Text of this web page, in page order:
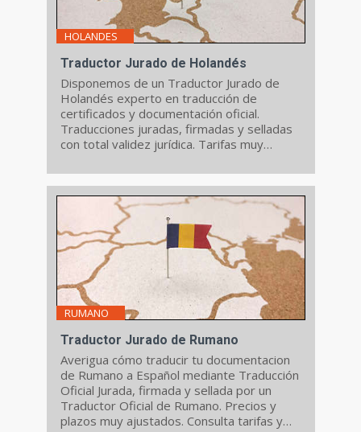
HOLANDES
Traductor Jurado de Holandés
Disponemos de un Traductor Jurado de
Holandés experto en traducción de
certificados y documentación oficial.
Traducciones juradas, firmadas y selladas
con total validez jurídica. Tarifas muy
RUMANO
Traductor Jurado de Rumano
Averigua cómo traducir tu documentacion
de Rumano a Español mediante Traducción
Oficial Jurada, firmada y sellada por un
Traductor Oficial de Rumano. Precios y
plazos muy ajustados. Consulta tarifas y